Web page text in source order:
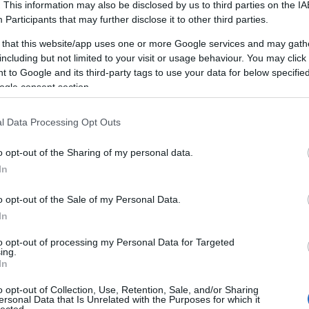
This information may also be disclosed by us to third parties on the
Participants that may further disclose it to other third parties.
that this website/app uses one or more Google services and may
but not limited to your visit or usage behaviour. You may
to Google and its third-party tags to use your data for below
consent section.
Data Processing Opt Outs
opt-out of the Sharing of my personal data.
opt-out of the Sale of my Personal Data.
opt-out of processing my Personal Data for Targeted
opt-out of Collection, Use, Retention, Sale, and/or Sharing
Data that Is Unrelated with the Purposes for which it
TAMÁSI TERMÁLFÜRDŐ, FÜRDŐ,
ÉLMÉNYFÜRDŐ
télen és nyáron egyaránt.
GYEREKEKNEK 2019
Az önfejlesztés egy olyan átfogó folyamat,
tudásának és általános jólétének